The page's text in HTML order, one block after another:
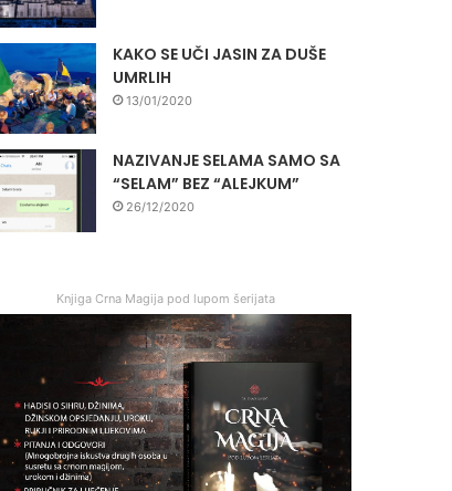
KAKO SE UČI JASIN ZA DUŠE
UMRLIH
13/01/2020
NAZIVANJE SELAMA SAMO SA
“SELAM” BEZ “ALEJKUM”
26/12/2020
Knjiga Crna Magija pod lupom šerijata